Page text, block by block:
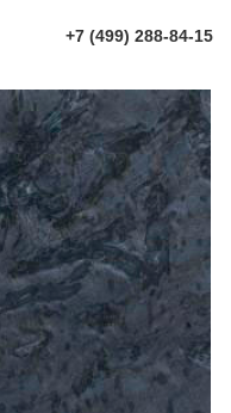
+7 (499) 288-84-15